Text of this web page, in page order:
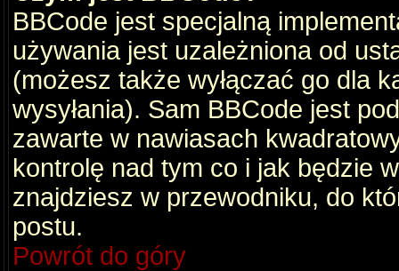
BBCode jest specjalną
używania jest uzależniona od
(możesz także wyłączać go dla
wysyłania). Sam BBCode jest
zawarte w nawiasach
kontrolę nad tym co i jak będzie
znajdziesz w przewodniku, do
postu.
Powrót do góry